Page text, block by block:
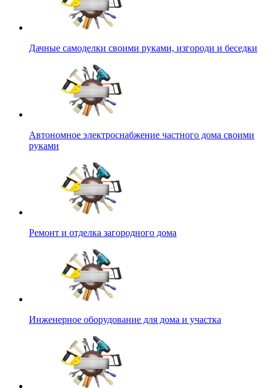
Дачные самоделки своими руками, изгороди и беседки
Автономное электроснабжение частного дома своими
руками
Ремонт и отделка загородного дома
Инженерное оборудование для дома и участка